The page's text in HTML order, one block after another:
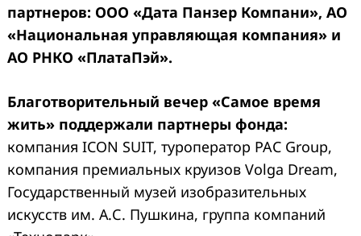
партнеров: ООО «Дата Панзер Компани», АО
«Национальная управляющая компания» и
АО РНКО «ПлатаПэй».
Благотворительный вечер «Самое время
жить» поддержали партнеры фонда:
компания ICON SUIT, туроператор PAC Group,
компания премиальных круизов Volga Dream,
Государственный музей изобразительных
искусств им. А.С. Пушкина, группа компаний